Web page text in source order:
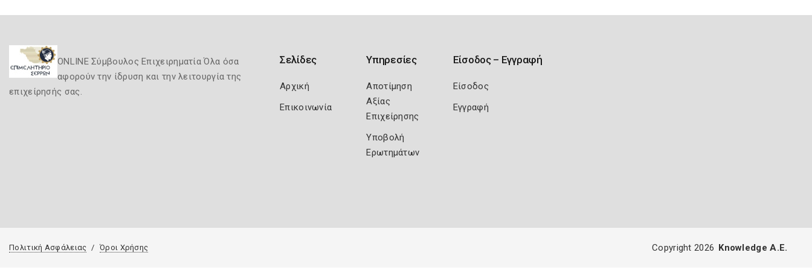
ONLINE Σύμβουλος Επιχειρηματία Όλα όσα
αφορούν την ίδρυση και την λειτουργία της
επιχείρησής σας.
Σελίδες
Αρχική
Επικοινωνία
Υπηρεσίες
Αποτίμηση
Αξίας
Επιχείρησης
Υποβολή
Ερωτημάτων
Είσοδος – Εγγραφή
Είσοδος
Εγγραφή
Πολιτική Ασφάλειας Όροι Χρήσης Copyright 2026 Knowledge A.E.